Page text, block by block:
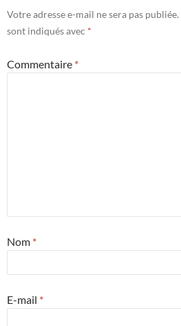
Votre adresse e-mail ne sera pas publiée.
sont indiqués avec *
Commentaire *
Nom *
E-mail *